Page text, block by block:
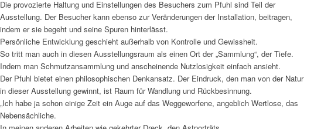
Die provozierte Haltung und Einstellungen des Besuchers zum Pfuhl sind Teil der
Ausstellung. Der Besucher kann ebenso zur Veränderungen der Installation, beitragen,
indem er sie begeht und seine Spuren hinterlässt.
Persönliche Entwicklung geschieht außerhalb von Kontrolle und Gewissheit.
So tritt man auch in diesen Ausstellungsraum als einen Ort der „Sammlung“, der Tiefe.
Indem man Schmutzansammlung und anscheinende Nutzlosigkeit einfach ansieht.
Der Pfuhl bietet einen philosophischen Denkansatz. Der Eindruck, den man von der Natur
in dieser Ausstellung gewinnt, ist Raum für Wandlung und Rückbesinnung.
„Ich habe ja schon einige Zeit ein Auge auf das Weggeworfene, angeblich Wertlose, das
Nebensächliche.